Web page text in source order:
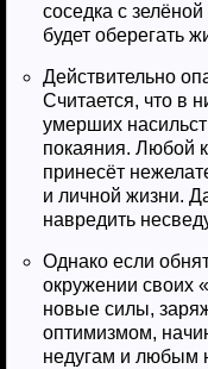
соседка с
будет оберегать
Действительно
Считается, что в
умерших
покаяния. Любой
принесёт
и личной жизни.
навредить
Однако если
окружении своих
новые силы,
оптимизмом,
недугам и любым